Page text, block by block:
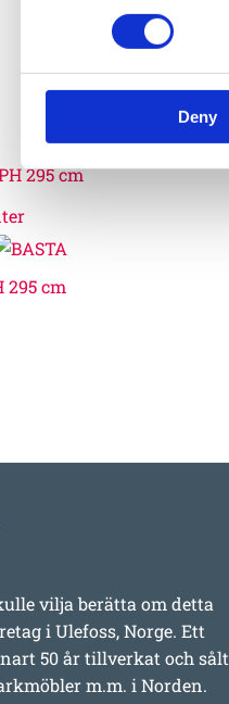
Deny
295 cm
vilja berätta om detta
i Ulefoss, Norge. Ett
50 år tillverkat och sålt
m.m. i Norden.